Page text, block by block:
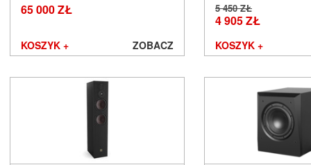
65 000 ZŁ
KOSZYK + ZOBACZ
5 450 ZŁ
4 905 ZŁ
KOSZYK +